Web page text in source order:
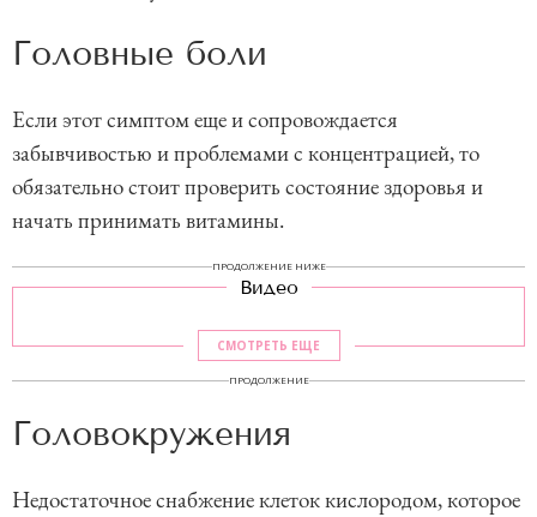
Головные боли
Если этот симптом еще и сопровождается
забывчивостью и проблемами с концентрацией, то
обязательно стоит проверить состояние здоровья и
начать принимать витамины.
ПРОДОЛЖЕНИЕ НИЖЕ
Видео
СМОТРЕТЬ ЕЩЕ
ПРОДОЛЖЕНИЕ
Головокружения
Недостаточное снабжение клеток кислородом, которое